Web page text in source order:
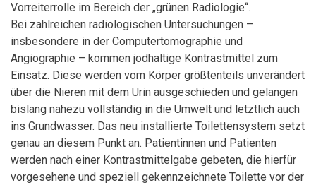
Vorreiterrolle im Bereich der „grünen Radiologie“.
Bei zahlreichen radiologischen Untersuchungen –
insbesondere in der Computertomographie und
Angiographie – kommen jodhaltige Kontrastmittel zum
Einsatz. Diese werden vom Körper größtenteils unverändert
über die Nieren mit dem Urin ausgeschieden und gelangen
bislang nahezu vollständig in die Umwelt und letztlich auch
ins Grundwasser. Das neu installierte Toilettensystem setzt
genau an diesem Punkt an. Patientinnen und Patienten
werden nach einer Kontrastmittelgabe gebeten, die hierfür
vorgesehene und speziell gekennzeichnete Toilette vor der